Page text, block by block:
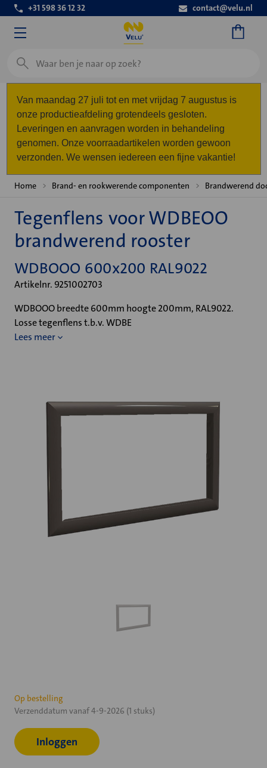
+31 598 36 12 32 contact@velu.nl
Zoeken
Van maandag 27 juli tot en met vrijdag 7 augustus is
onze productieafdeling grotendeels gesloten.
Leveringen en aanvragen worden in behandeling
genomen. Onze voorraadartikelen worden gewoon
verzonden. We wensen iedereen een fijne vakantie!
Home Brand- en rookwerende componenten Brandwerend
Tegenflens voor WDBEOO
brandwerend rooster
WDBOOO 600x200 RAL9022
Artikelnr. 9251002703
WDBOOO breedte 600mm hoogte 200mm, RAL9022.
Losse tegenflens t.b.v. WDBE
Lees meer
Huidige
voorraad:
Op bestelling
Verzenddatum vanaf 4-9-2026 (1 stuks)
Inloggen